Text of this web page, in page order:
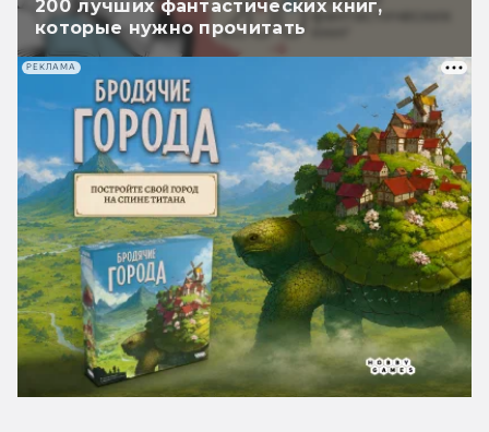
200 лучших фантастических книг,
которые нужно прочитать
РЕКЛАМА